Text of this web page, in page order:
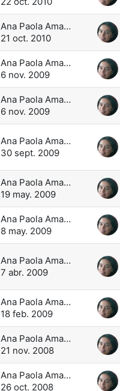
Ana Paola Amadeo
21 oct. 2010
Ana Paola Amadeo
6 nov. 2009
Ana Paola Amadeo
6 nov. 2009
Ana Paola Amadeo
30 sept. 2009
Ana Paola Amadeo
19 may. 2009
Ana Paola Amadeo
8 may. 2009
Ana Paola Amadeo
7 abr. 2009
Ana Paola Amadeo
18 feb. 2009
Ana Paola Amadeo
21 nov. 2008
Ana Paola Amadeo
26 oct. 2008